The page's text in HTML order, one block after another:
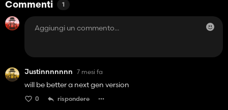
Commenti 1
Justinnnnnnn 7 mesi fa
will be better a next gen version
0 rispondere